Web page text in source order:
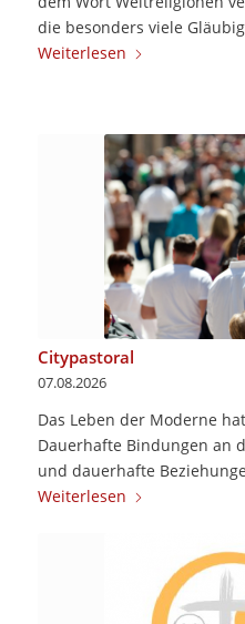
die besonders viele
Weiterlesen
Citypastoral
07.08.2026
Das Leben der Moderne
Dauerhafte Bindungen an
und dauerhafte
Weiterlesen